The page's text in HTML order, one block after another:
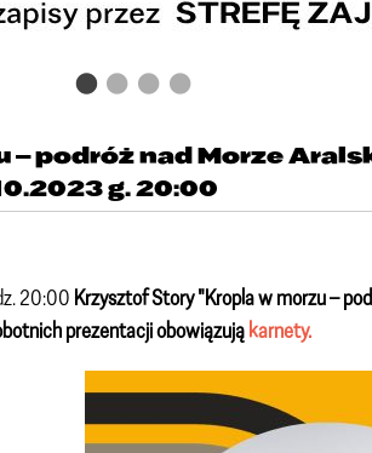
– podróż nad Morze
g. 20:00
20:00 Krzysztof Story "Kropla w morzu –
prezentacji obowiązująkarnety.